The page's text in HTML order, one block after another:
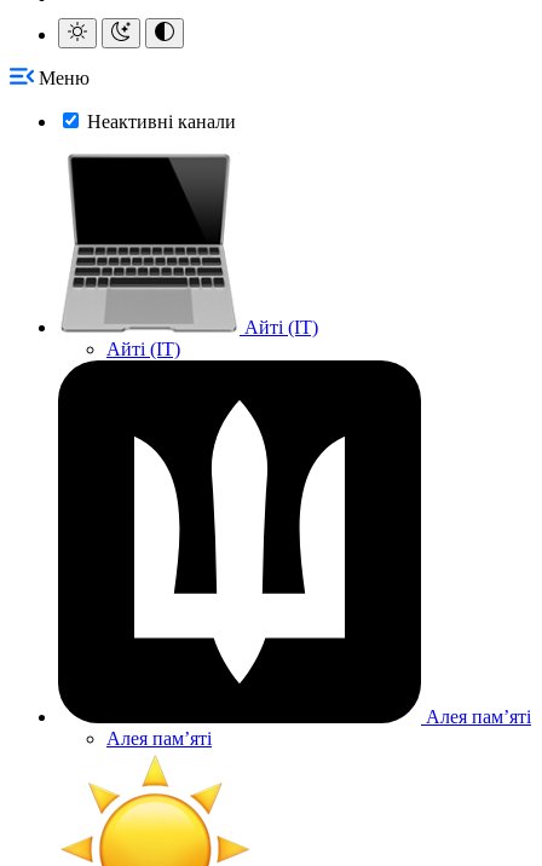
Меню
Неактивні канали
Айті (IT)
Айті (IT)
Алея памʼяті
Алея памʼяті